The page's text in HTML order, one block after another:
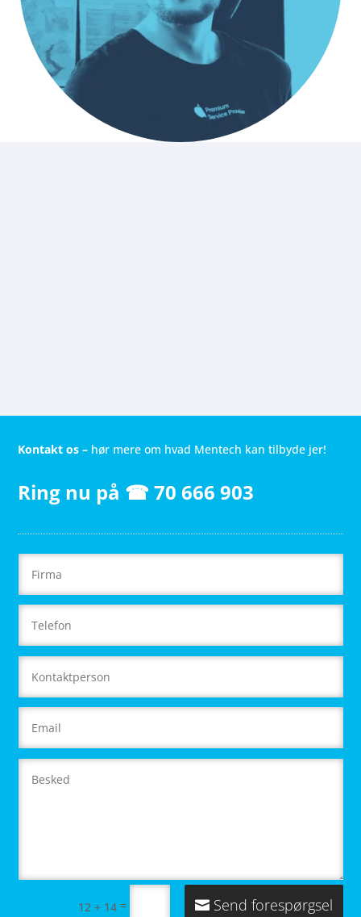
Kontakt os – hør mere om hvad Mentech kan tilbyde jer!
Ring nu på ☎70 666 903
12 + 14 = Send forespørgsel